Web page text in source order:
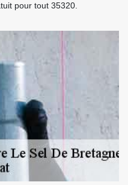
pour tout 35320.